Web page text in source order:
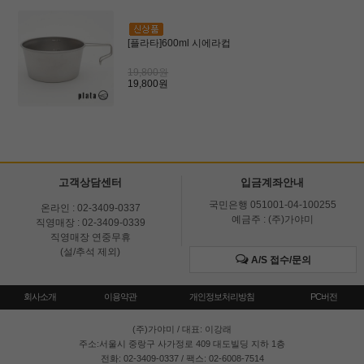
[플라타]600ml 시에라컵
19,800원
19,800원
고객상담센터
온라인 : 02-3409-0337
직영매장 : 02-3409-0339
직영매장 연중무휴
(설/추석 제외)
입금계좌안내
국민은행 051001-04-100255
예금주 : (주)가야미
A/S 접수/문의
회사소개 이용약관 개인정보처리방침 PC버전
(주)가야미 / 대표: 이강래
주소:서울시 중랑구 사가정로 409 대도빌딩 지하 1층
전화: 02-3409-0337 / 팩스: 02-6008-7514